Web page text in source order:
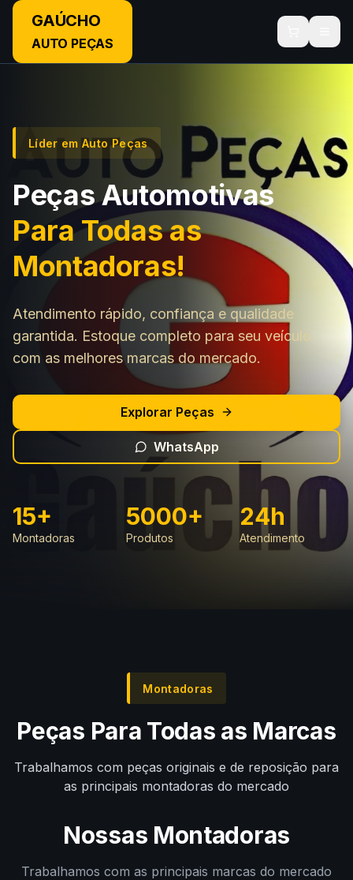
GAÚCHO
AUTO PEÇAS
Líder em Auto Peças
Peças Automotivas
Para Todas as
Montadoras!
Atendimento rápido, confiança e qualidade
garantida. Estoque completo para seu veículo
com as melhores marcas do mercado.
Explorar Peças
WhatsApp
15+
Montadoras
5000+
Produtos
24h
Atendimento
Montadoras
Peças Para Todas as Marcas
Trabalhamos com peças originais e de reposição para
as principais montadoras do mercado
Nossas Montadoras
Trabalhamos com as principais marcas do mercado